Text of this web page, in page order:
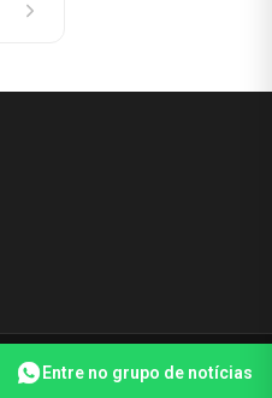
Entre no grupo de notícias